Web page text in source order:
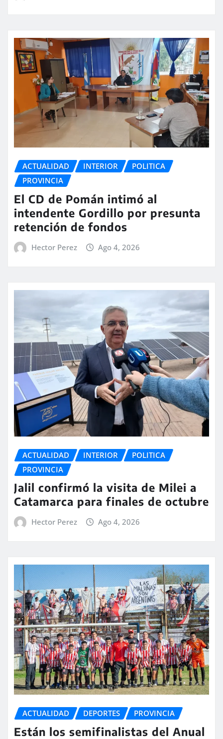
ACTUALIDAD INTERIOR
POLITICA
PROVINCIA
El CD de Pomán intimó al
intendente Gordillo por presunta
retención de fondos
Hector Perez Ago 4, 2026
ACTUALIDAD INTERIOR
POLITICA
PROVINCIA
Jalil confirmó la visita de Milei a
Catamarca para finales de octubre
Hector Perez Ago 4, 2026
ACTUALIDAD DEPORTES PROVINCIA
Están los semifinalistas del Anual